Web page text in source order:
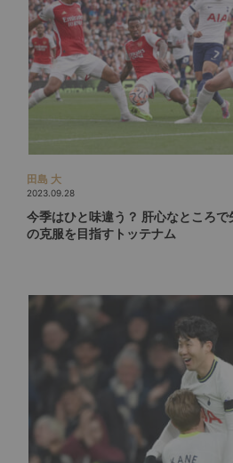
田島 大
2023.09.28
今季はひと味違う？ 肝心なところで
の克服を目指すトッテナム